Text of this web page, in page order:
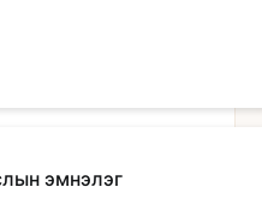
эмнэлэг